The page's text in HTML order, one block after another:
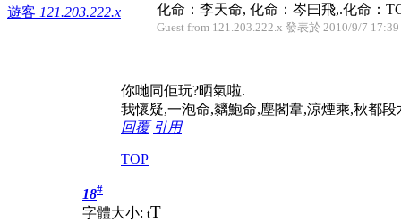
遊客 121.203.222.x
化命：李天命, 化命：岑曰飛,.化命：
Guest from 121.203.222.x 發表於 2010/9/7 17:39
你哋同佢玩?晒氣啦.
我懷疑,一泡命,黐鮑命,塵閣韋,涼煙乘,秋都
回覆 引用
TOP
18#
字體大小: tT